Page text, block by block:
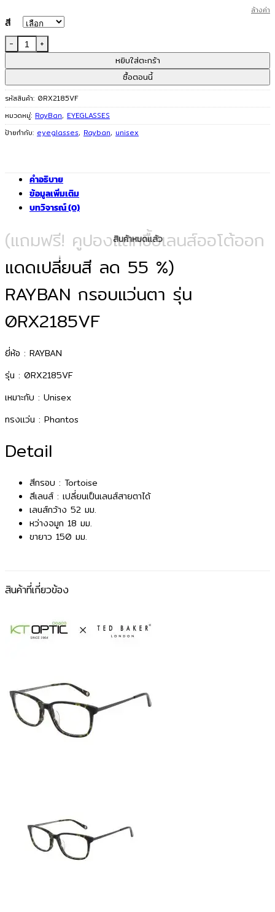
สี
ล้างค่า
จำนวน RAYBAN กรอบแว่นตา รุ่น 0RX2185VF ชิ้น
หยิบใส่ตะกร้า
ซื้อตอนนี้
รหัสสินค้า: 0RX2185VF
หมวดหมู่: RayBan, EYEGLASSES
ป้ายกำกับ: eyeglasses, Rayban, unisex
คำอธิบาย
ข้อมูลเพิ่มเติม
บทวิจารณ์ (0)
(แถมฟรี! คูปองแลกซื้อเลนส์ออโต้ออก
แดดเปลี่ยนสี ลด 55 %)
RAYBAN กรอบแว่นตา รุ่น
0RX2185VF
ยี่ห้อ : RAYBAN
รุ่น : 0RX2185VF
เหมาะกับ : Unisex
ทรงแว่น : Phantos
Detail
สีกรอบ : Tortoise
สีเลนส์ : เปลี่ยนเป็นเลนส์สายตาได้
เลนส์กว้าง 52 มม.
หว่างจมูก 18 มม.
ขายาว 150 มม.
สินค้าที่เกี่ยวข้อง
สินค้าหมดแล้ว